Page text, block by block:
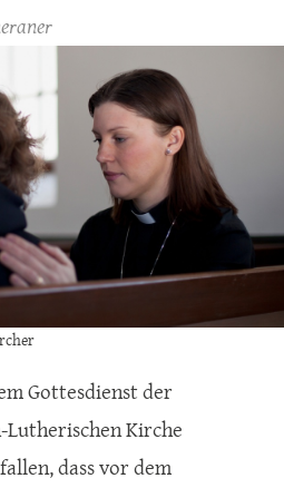
Gottesdienst der
Lutherischen Kirche
dass vor dem